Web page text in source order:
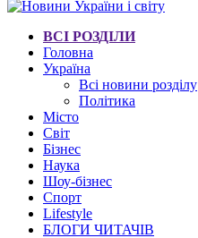
ВСІ РОЗДІЛИ
Головна
Україна
Всі новини розділу
Політика
Місто
Світ
Бізнес
Наука
Шоу-бізнес
Спорт
Lifestyle
БЛОГИ ЧИТАЧІВ